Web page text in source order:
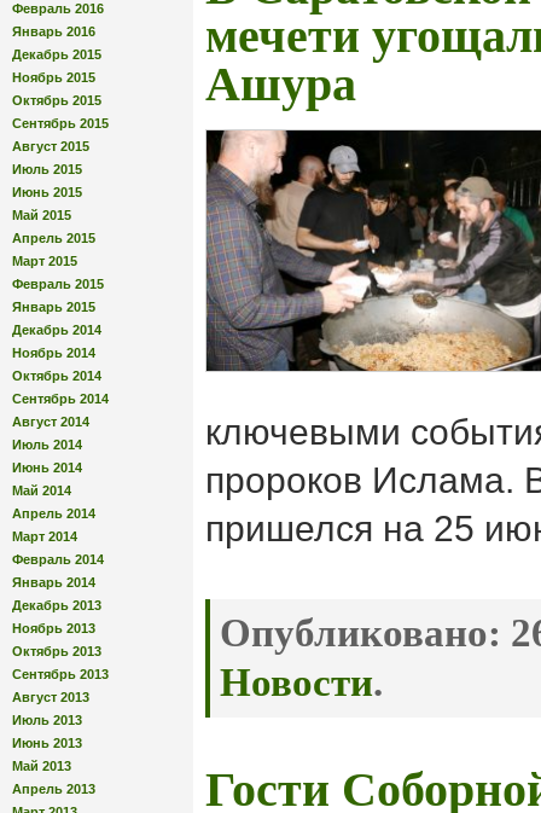
Февраль 2016
Январь 2016
Декабрь 2015
Ноябрь 2015
Октябрь 2015
Сентябрь 2015
Август 2015
Июль 2015
Июнь 2015
Май 2015
Апрель 2015
Март 2015
Февраль 2015
Январь 2015
Декабрь 2014
Ноябрь 2014
Октябрь 2014
Сентябрь 2014
Август 2014
Июль 2014
Июнь 2014
Май 2014
Апрель 2014
Март 2014
Февраль 2014
Январь 2014
Декабрь 2013
Ноябрь 2013
Октябрь 2013
Сентябрь 2013
Август 2013
Июль 2013
Июнь 2013
Май 2013
Апрель 2013
мечети
Ашура
ключевыми
пророков Ислама.
пришелся на 25
Опубликовано:
Новости.
Гости